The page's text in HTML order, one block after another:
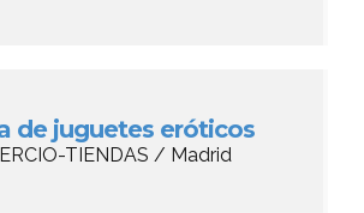
de juguetes eróticos
TIENDAS / Madrid